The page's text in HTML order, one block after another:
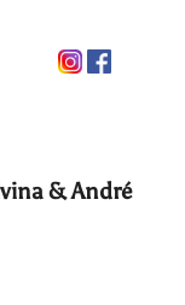
& André